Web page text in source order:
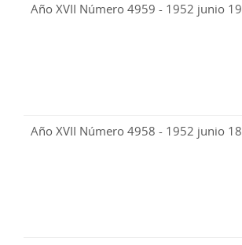
Año XVII Número 4959 - 1952 junio 19
Año XVII Número 4958 - 1952 junio 18